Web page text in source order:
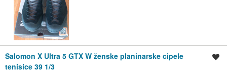
Salomon X Ultra 5 GTX W ženske planinarske cipele
tenisice 39 1/3